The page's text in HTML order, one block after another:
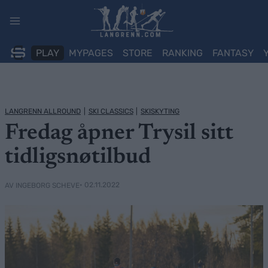
PLAY MYPAGES STORE RANKING FANTASY
LANGRENN ALLROUND SKI CLASSICS SKISKYTING
Fredag åpner Trysil sitt
tidligsnøtilbud
AV INGEBORG SCHEVE• 02.11.2022